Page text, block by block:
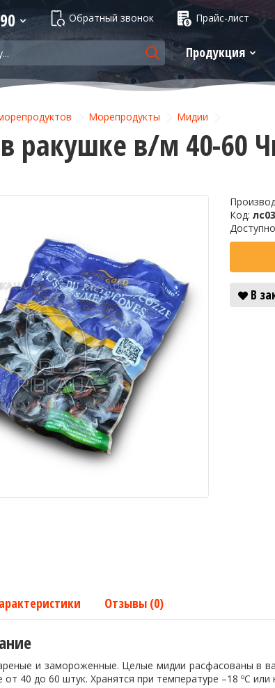
Обратный звонок Прайс-лист
Продукция
Морепродукты Мидии
ракушке в/м 40-60
Код:
В
Отзывы (0)
и замороженные. Целые мидии расфасованы в
40 до 60 штук. Хранятся при температуре –18 ºС или